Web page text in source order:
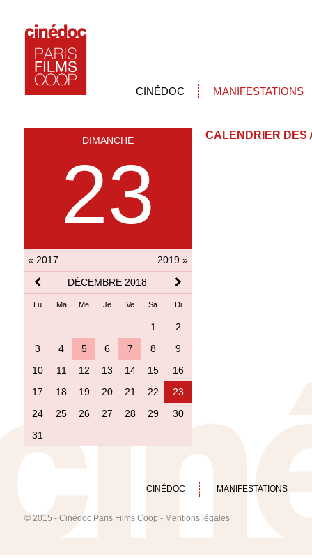
CINÉDOC MANIFESTATIONS
DIMANCHE
23
« 2017
2019 »
DÉCEMBRE 2018
Lu Ma Me Je Ve Sa Di
1
2
3
4 5 6 7 8
9
10
11 12 13 14 15
16
17
18 19 20 21 22
23
24
25 26 27 28 29
30
31
CALENDRIER DES
CINÉDOC MANIFESTATIONS
© 2015 - Cinédoc Paris Films Coop - Mentions légales